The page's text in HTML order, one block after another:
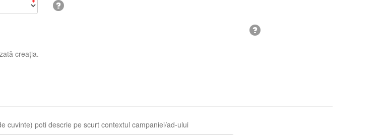
creația.
cuvinte) poti descrie pe scurt contextul campaniei/ad-ului